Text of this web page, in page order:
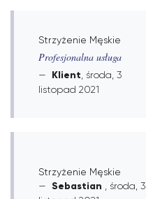
Strzyżenie Męskie
Profesjonalna usługa
Klient , środa, 3
listopad 2021
Strzyżenie Męskie
Sebastian
, środa, 3